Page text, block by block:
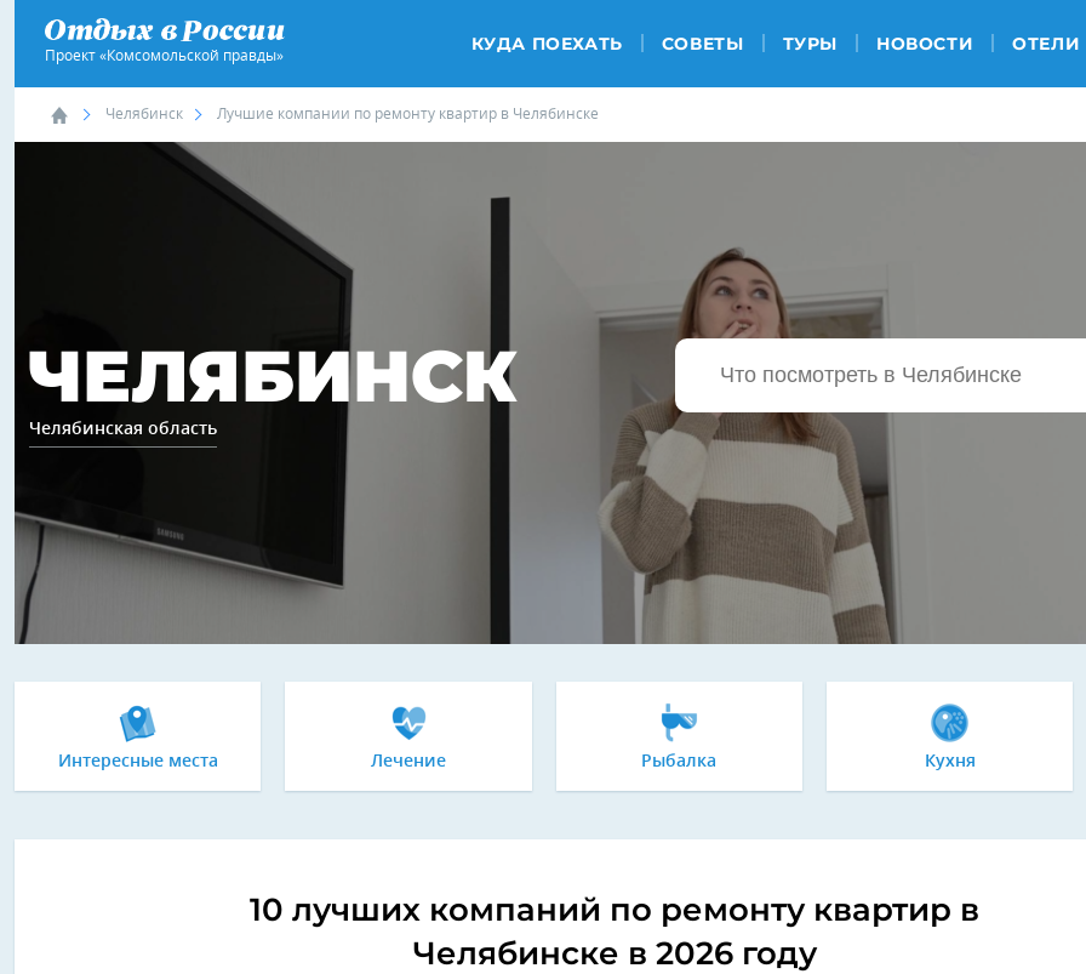
Проект «Комсомольской правды»
КУДА ПОЕХАТЬ СОВЕТЫ ТУРЫ НОВОСТИ ОТЕЛИ
Челябинск Лучшие компании по ремонту квартир в Челябинске
ЧЕЛЯБИНСК
Челябинская область
Интересные места Лечение Рыбалка Кухня
10 лучших компаний по ремонту квартир в
Челябинске в 2026 году